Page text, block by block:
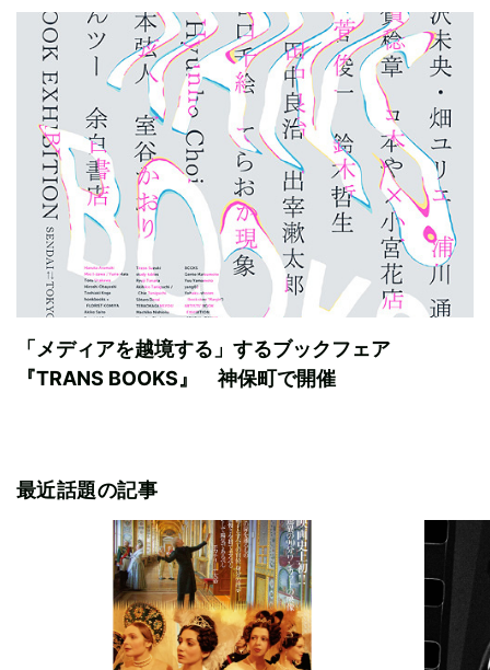
「メディアを越境する」するブックフェア
『TRANS BOOKS』 神保町で開催
最近話題の記事